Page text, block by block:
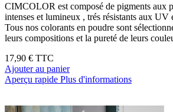
CIMCOLOR est composé de pigments aux
intenses et lumineux , trés résistants aux UV
Tous nos colorants en poudre sont
leurs compositions et la pureté de leurs
17,90 € TTC
Ajouter au panier
Aperçu rapide Plus d'informations